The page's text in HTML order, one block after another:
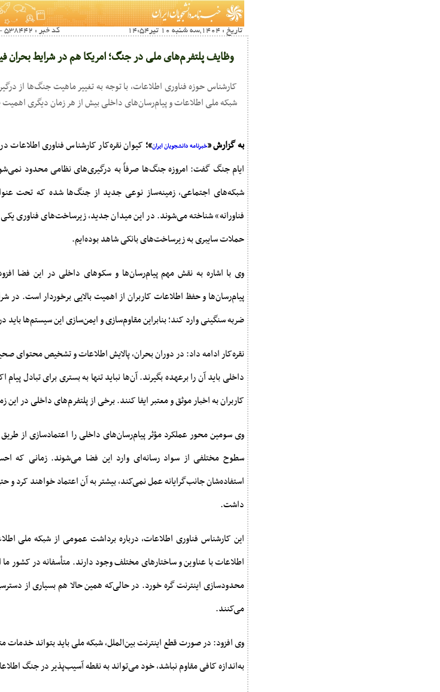
تاریخ : 1404,سه شنبه 10 تير14:54 کد خبر : 538442 - سرویس خبری : آخرین اخبار فناوری اطلاعات و ارتباطات
وظایف پلتفرم‌های ملی در جنگ؛ امریکا هم در شرایط بحران
کارشناس حوزه فناوری اطلاعات، با توجه به تغییر ماهیت جنگ‌ها از
شبکه ملی اطلاعات و پیام‌رسان‌های داخلی بیش از هر زمان دیگری
به گزارش «خبرنامه دانشجویان ایران»؛ کیوان نقره‌کار کارشناس فناوری
ایام جنگ گفت: امروزه جنگ‌ها صرفاً به درگیری‌های نظامی محدود
شبکه‌های اجتماعی، زمینه‌ساز نوعی جدید از جنگ‌ها شده که تحت
فناورانه» شناخته می‌شوند. در این میدان جدید، زیرساخت‌های فناوری
حملات سایبری به زیرساخت‌های بانکی شاهد بوده‌ایم.
وی با اشاره به نقش مهم پیام‌رسان‌ها و سکوهای داخلی در این فضا
پیام‌رسان‌ها و حفظ اطلاعات کاربران از اهمیت بالایی برخوردار است.
ضربه سنگینی وارد کند؛ بنابراین مقاوم‌سازی و ایمن‌سازی این سیستم‌ها باید
نقره‌کار ادامه داد: در دوران بحران، پالایش اطلاعات و تشخیص محتوای
داخلی باید آن را برعهده بگیرند. آن‌ها نباید تنها به بستری برای تبادل
کاربران به اخبار موثق و معتبر ایفا کنند. برخی از پلتفرم‌های داخلی در
وی سومین محور عملکرد مؤثر پیام‌رسان‌های داخلی را اعتمادسازی از
سطوح مختلفی از سواد رسانه‌ای وارد این فضا می‌شوند. زمانی که
استفاده‌شان جانب‌گرایانه عمل نمی‌کند، بیشتر به آن اعتماد خواهند کرد
داشت.
این کارشناس فناوری اطلاعات، درباره برداشت عمومی از شبکه ملی
اطلاعات با عناوین و ساختارهای مختلف وجود دارند. متأسفانه در کشور
محدودسازی اینترنت گره خورد. در حالی‌که همین حالا هم بسیاری از
می‌کنند.
وی افزود: در صورت قطع اینترنت بین‌الملل، شبکه ملی باید بتواند خدمات
به‌اندازه کافی مقاوم نباشد، خود می‌تواند به نقطه آسیب‌پذیر در جنگ